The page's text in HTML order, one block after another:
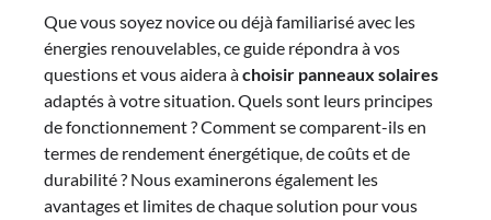
Que vous soyez novice ou déjà familiarisé avec les
énergies renouvelables, ce guide répondra à vos
questions et vous aidera àchoisir panneaux solaires
adaptés à votre situation. Quels sont leurs principes
de fonctionnement ? Comment se comparent-ils en
termes de rendement énergétique, de coûts et de
durabilité ? Nous examinerons également les
avantages et limites de chaque solution pour vous